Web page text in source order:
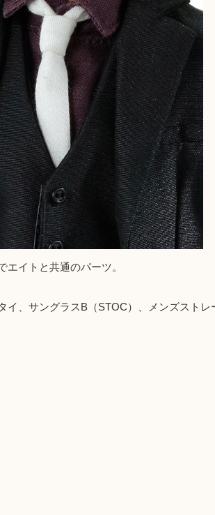
イトと共通のパーツ。
、サングラスB（STOC）、メンズストレ